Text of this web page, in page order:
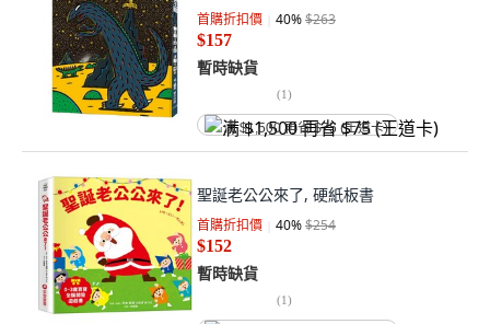
首購折扣價 40%$263
$157
暫時缺貨
(1)
满 $1,500 再省 $75 (王道卡)
聖誕老公公來了, 硬紙板書
首購折扣價 40%$254
$152
暫時缺貨
(1)